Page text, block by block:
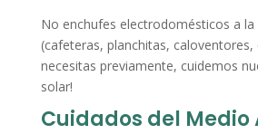
No enchufes electrodomésticos a la
(cafeteras, planchitas,
necesitas previamente, cuidemos
solar!
Cuidados del